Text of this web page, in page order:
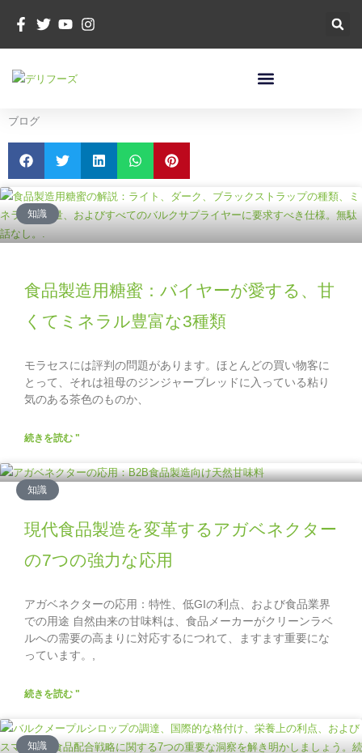
テ
ス
プ
ブログ
知識
食品製造用糖蜜：バイヤーが愛する、甘
くてミネラル豊富な3種類
モラセスには評判の問題があります。ほとんどの買い物客に
とって、それは祖母のジンジャーブレッドに入っている粘り
気のある茶色のものか、
続きを読む "
知識
現代食品製造を変革するアガベネクター
の7つの強力な応用
アガベネクターの応用：特性、低GIの利点、および食品業界
での用途 自然由来の甘味料は、食品メーカーがクリーンラベ
ルへの需要の高まりに対応するにつれて、ますます重要にな
っています。,
続きを読む "
知識
ペ
ー
ジ
ペ
ー
ジ
ペ
ジ
ペ
ー